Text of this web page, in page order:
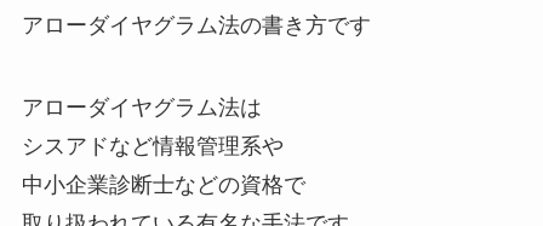
アローダイヤグラム法の書き方です
アローダイヤグラム法は
シスアドなど情報管理系や
中小企業診断士などの資格で